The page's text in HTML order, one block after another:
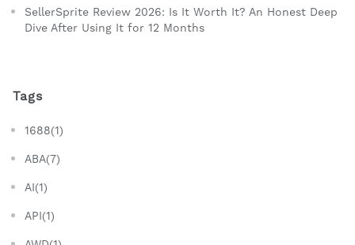
SellerSprite Review 2026: Is It Worth It? An Honest Deep
Dive After Using It for 12 Months
Tags
1688(1)
ABA(7)
AI(1)
API(1)